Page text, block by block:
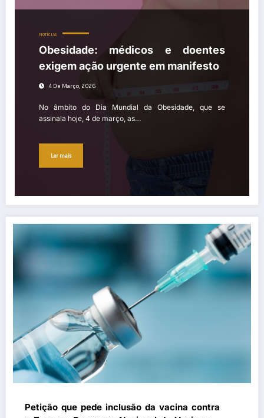
NOTÍCIAS
Obesidade: médicos e doentes
exigem ação urgente em manifesto
4 De Março, 2026
No âmbito do Dia Mundial da Obesidade, que se
assinala hoje, 4 de março, as…
Ler mais
Petição que pede inclusão da vacina contra